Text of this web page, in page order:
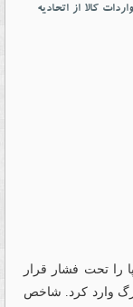
از اول اوت (۱۰ مرداد)، واردات کالا از اتحادیه
را تحت فشار قرار
وارد کرد. شاخص